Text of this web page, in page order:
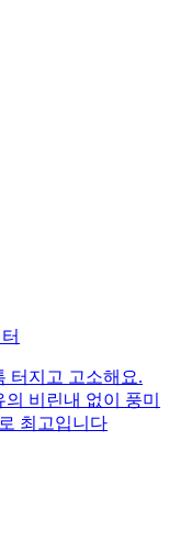
터지고 고소해요.
비린내 없이 풍미
최고입니다